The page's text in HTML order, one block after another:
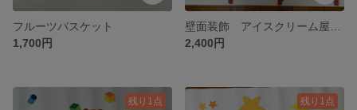
フルーツバスケット
1,700円
2,400円
残り1点 残り1点